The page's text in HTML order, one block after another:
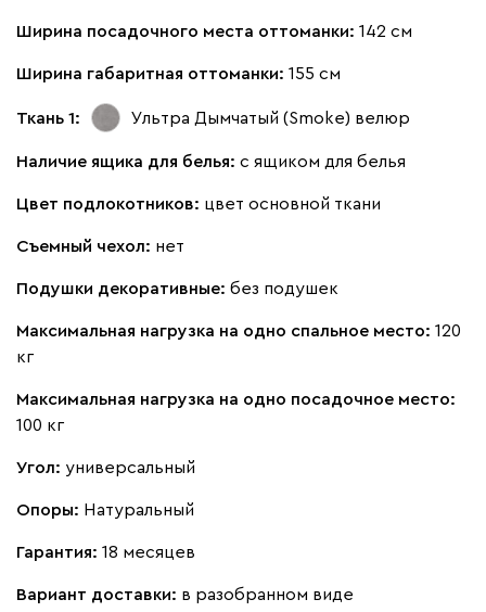
Ширина посадочного места оттоманки: 142 см
Ширина габаритная оттоманки: 155 см
Ткань 1: Ультра Дымчатый (Smoke) велюр
Наличие ящика для белья: с ящиком для белья
Цвет подлокотников: цвет основной ткани
Съемный чехол: нет
Подушки декоративные: без подушек
Максимальная нагрузка на одно спальное место: 120
кг
Максимальная нагрузка на одно посадочное место:
100 кг
Угол: универсальный
Опоры: Натуральный
Гарантия: 18 месяцев
Вариант доставки: в разобранном виде